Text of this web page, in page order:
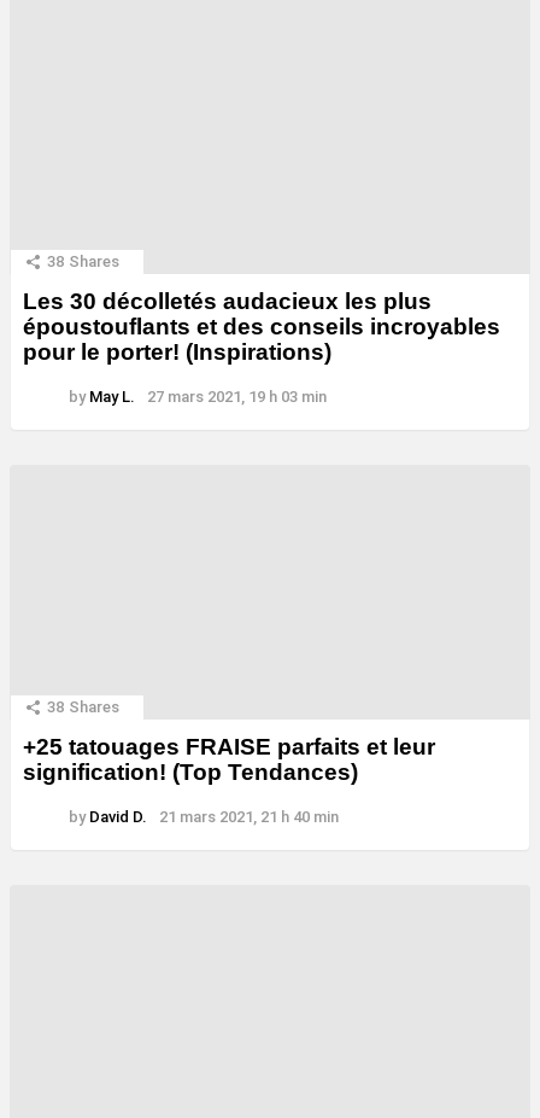
38 Shares
Les 30 décolletés audacieux les plus
époustouflants et des conseils incroyables
pour le porter! (Inspirations)
by May L. 27 mars 2021, 19 h 03 min
38 Shares
+25 tatouages ​​FRAISE parfaits et leur
signification! (Top Tendances)
by David D. 21 mars 2021, 21 h 40 min